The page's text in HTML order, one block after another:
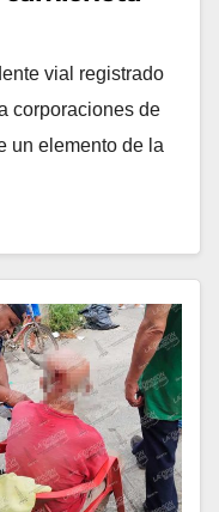
vial registrado
corporaciones de
un elemento de la